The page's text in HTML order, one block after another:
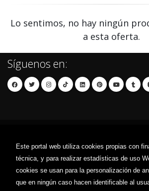
Este portal web utiliza cookies propias con
técnica, y para realizar estadísticas de uso
cookies se usan para la personalización de
que en ningún caso hacen identificable al
Lo sentimos, no hay ningún
a esta oferta.
Síguenos en:
Contacto Aviso Legal